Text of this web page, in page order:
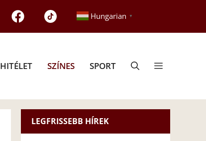
Hungarian ▼
HITÉLET SZÍNES SPORT
LEGFRISSEBB HÍREK